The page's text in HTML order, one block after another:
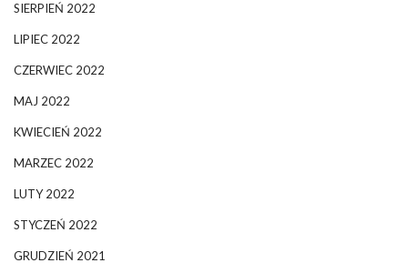
SIERPIEŃ 2022
LIPIEC 2022
CZERWIEC 2022
MAJ 2022
KWIECIEŃ 2022
MARZEC 2022
LUTY 2022
STYCZEŃ 2022
GRUDZIEŃ 2021